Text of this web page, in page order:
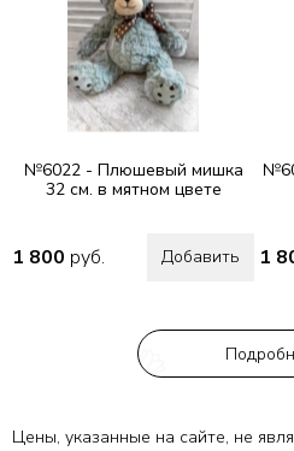
№6022 - Плюшевый мишка
32 см. в мятном цвете
1 800 руб. Добавить 1
Цены, указанные на сайте, не